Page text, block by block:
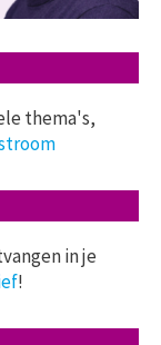
thema's,
in je
!